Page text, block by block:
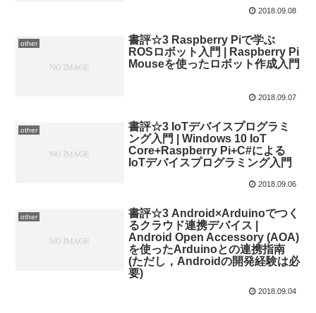
2018.09.08
other
書評☆3 Raspberry Piで学ぶ
ROSロボット入門 | Raspberry Pi
Mouseを使ったロボット作成入門
2018.09.07
other
書評☆3 IoTデバイスプログラミ
ング入門 | Windows 10 IoT
Core+Raspberry Pi+C#による
IoTデバイスプログラミング入門
2018.09.06
other
書評☆3 Android×Arduinoでつく
るクラウド連携デバイス |
Android Open Accessory (AOA)
を使ったArduinoとの連携指南
(ただし，Androidの開発経験は必
要)
2018.09.04